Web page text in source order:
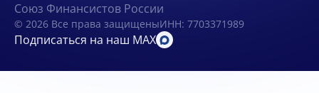
Союз Финансистов России
© 2026 Все права защищеныИНН: 7703371989
Подписаться на наш MAX